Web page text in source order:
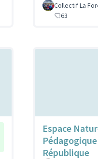
Collectif La
63
Espace
République